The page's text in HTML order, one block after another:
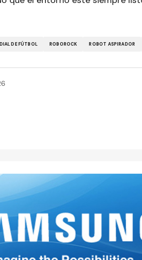
DE FÚTBOL ROBOROCK ROBOT ASPIRADOR
Your E-mail*